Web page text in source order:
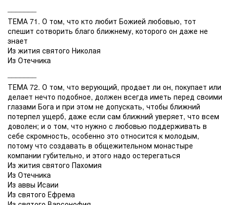
ТЕМА 71. О том, что кто любит Божией любовью, тот
спешит сотворить благо ближнему, которого он даже не
знает
Из жития святого Николая
Из Отечника
ТЕМА 72. О том, что верующий, продает ли он, покупает или
делает нечто подобное, должен всегда иметь перед своими
глазами Бога и при этом не допускать, чтобы ближний
потерпел ущерб, даже если сам ближний уверяет, что всем
доволен; и о том, что нужно с любовью поддерживать в
себе скромность, особенно это относится к молодым,
потому что создавать в общежительном монастыре
компании губительно, и этого надо остерегаться
Из жития святого Пахомия
Из Отечника
Из аввы Исаии
Из святого Ефрема